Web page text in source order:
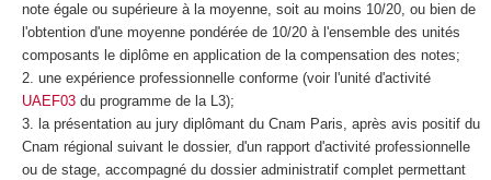
note égale ou supérieure à la moyenne, soit au moins 10/20, ou bien de
l'obtention d'une moyenne pondérée de 10/20 à l'ensemble des unités
composants le diplôme en application de la compensation des notes;
une expérience professionnelle conforme (voir l'unité d'activité
UAEF03du programme de la L3);
la présentation au jury diplômant du Cnam Paris, après avis positif du
Cnam régional suivant le dossier, d'un rapport d'activité professionnelle
ou de stage, accompagné du dossier administratif complet permettant